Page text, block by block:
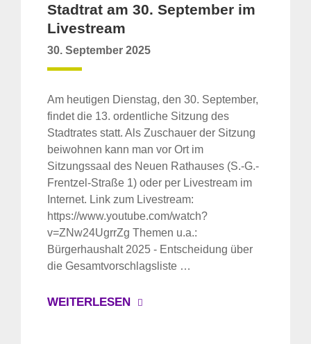
Stadtrat am 30. September im
Livestream
30. September 2025
Am heutigen Dienstag, den 30. September,
findet die 13. ordentliche Sitzung des
Stadtrates statt. Als Zuschauer der Sitzung
beiwohnen kann man vor Ort im
Sitzungssaal des Neuen Rathauses (S.-G.-
Frentzel-Straße 1) oder per Livestream im
Internet. Link zum Livestream:
https://www.youtube.com/watch?
v=ZNw24UgrrZg Themen u.a.:
Bürgerhaushalt 2025 - Entscheidung über
die Gesamtvorschlagsliste …
WEITERLESEN